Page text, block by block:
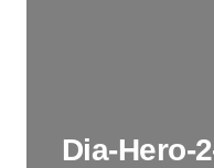
Dia-Hero-